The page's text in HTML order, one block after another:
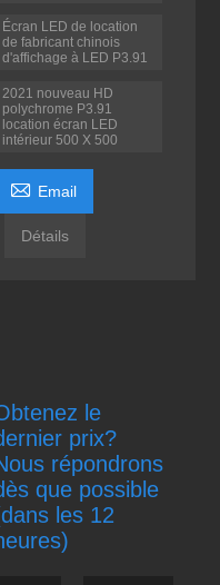
Écran LED de location
de fabricant chinois
d'affichage à LED P3.91
2021 nouveau HD
polychrome P3.91
location écran LED
intérieur 500 X 500
 Email
Détails
le
prix?
répondrons
que possible
les 12